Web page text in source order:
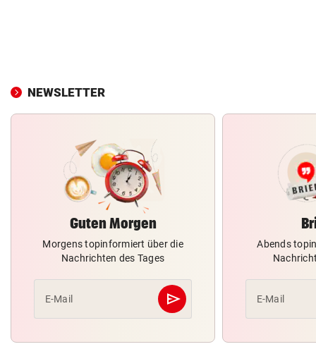
NEWSLETTER
Guten Morgen
Morgens topinformiert über die
Nachrichten des Tages
E-Mail send
Abschicken
Abends
E-Mail